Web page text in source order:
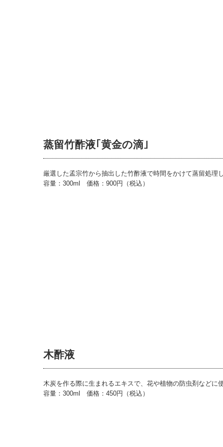
蒸留竹酢液｢黄金の滴｣
厳選した孟宗竹から抽出した竹酢液で時間をかけて蒸留処理
容量：300ml 価格：900円（税込）
木酢液
木炭を作る際に生まれるエキスで、花や植物の防虫剤などに
容量：300ml 価格：450円（税込）